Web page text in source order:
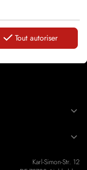
Tout autoriser
Karl-Simon-Str. 12